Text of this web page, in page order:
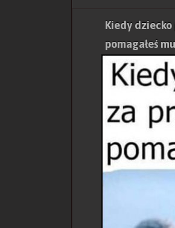
Kiedy
pomagałeś